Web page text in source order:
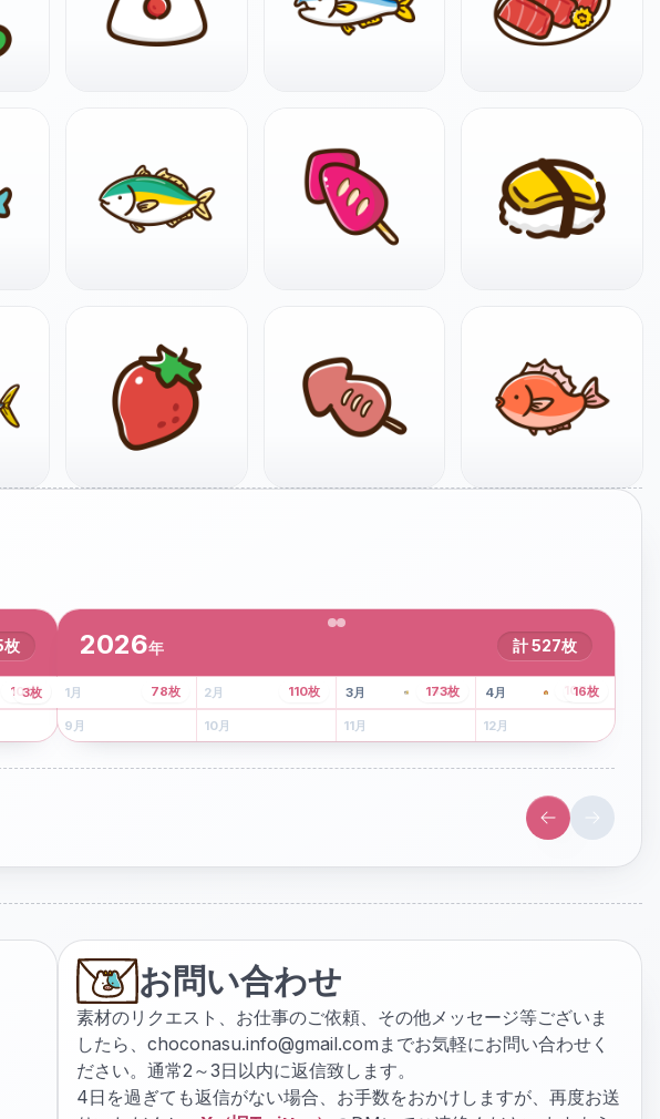
枚
8枚
101枚
3枚
2026年 計527枚
1月 2月 3月 43枚 4月 107枚
5 月
78枚
6月
110枚
7 月
173枚
8月
16枚
9 月 10月 11月 12月
お問い合わせ
素材のリクエスト、お仕事のご依頼、その他メッセージ等ございま
したら、 choconasu.info@gmail.com までお気軽にお問い合わせく
ださい。通常2～3日以内に返信致します。
4日を過ぎても返信がない場合、お手数をおかけしますが、再度お送